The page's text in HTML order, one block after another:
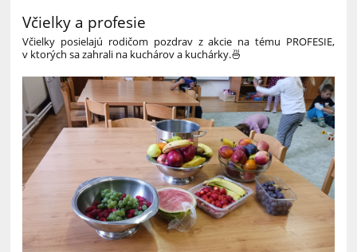
Včielky a profesie
Včielky posielajú rodičom pozdrav z akcie na tému PROFESIE,
v ktorých sa zahrali na kuchárov a kuchárky.🍜